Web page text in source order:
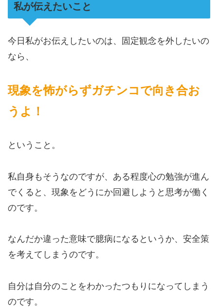
私が伝えたいこと
今日私がお伝えしたいのは、固定観念を外したいの
なら、
現象を怖がらずガチンコで向き合お
うよ！
ということ。
私自身もそうなのですが、ある程度心の勉強が進ん
でくると、現象をどうにか回避しようと思考が働く
のです。
なんだか違った意味で臆病になるというか、安全策
を考えてしまうのです。
自分は自分のことをわかったつもりになってしまう
のです。